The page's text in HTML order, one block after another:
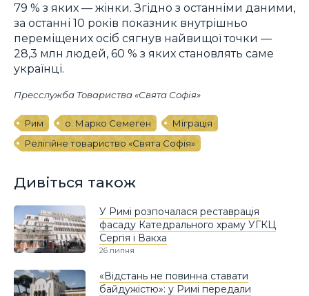
79 % з яких — жінки. Згідно з останніми даними,
за останні 10 років показник внутрішньо
переміщених осіб сягнув найвищої точки —
28,3 млн людей, 60 % з яких становлять саме
українці.
Пресслужба Товариства «Свята Софія»
Рим о. Марко Семеген
Міграція
Релігійне товариство «Свята Софія»
Дивіться також
У Римі розпочалася реставрація
фасаду Катедрального храму УГКЦ
Сергія і Вакха
26 липня
«Відстань не повинна ставати
байдужістю»: у Римі передали